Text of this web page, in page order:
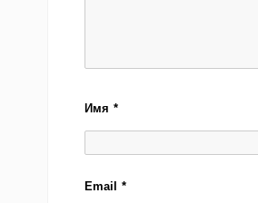
Имя*
Email*